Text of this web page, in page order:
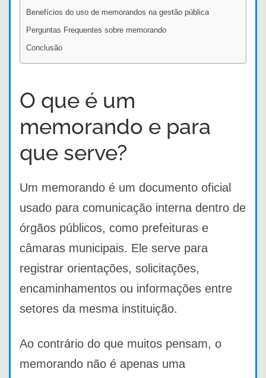
Benefícios do uso de memorandos na gestão pública
Perguntas Frequentes sobre memorando
Conclusão
O que é um
memorando e para
que serve?
Um memorando é um documento oficial
usado para comunicação interna dentro de
órgãos públicos, como prefeituras e
câmaras municipais. Ele serve para
registrar orientações, solicitações,
encaminhamentos ou informações entre
setores da mesma instituição.
Ao contrário do que muitos pensam, o
memorando não é apenas uma